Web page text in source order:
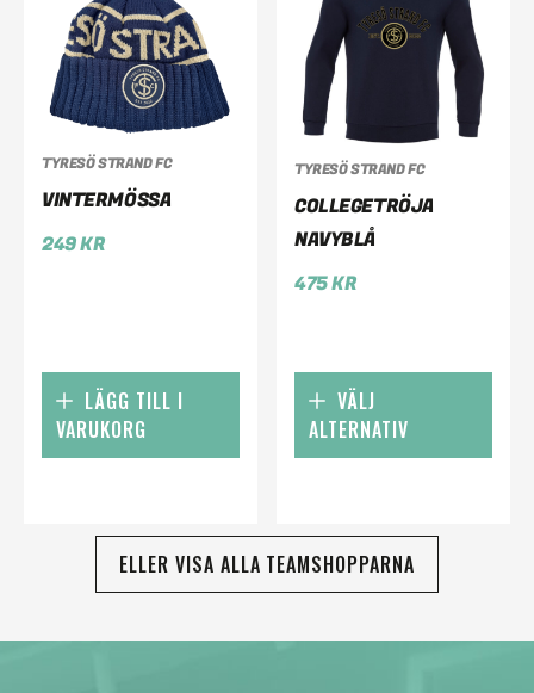
TYRESÖ STRAND FC
VINTERMÖSSA
249KR
LÄGG TILL I
VARUKORG
TYRESÖ STRAND FC
COLLEGETRÖJA
NAVYBLÅ
475KR
VÄLJ
ALTERNATIV
ELLER VISA ALLA TEAMSHOPPARNA